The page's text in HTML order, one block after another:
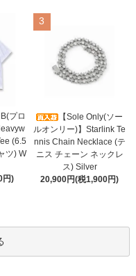
プロ
(6.5
ツ) W
円)
3
【Sole Only(ソー
ルオンリー)】Starlink Te
nnis Chain Necklace (テ
ニス チェーン ネックレ
ス) Silver
20,900円(税1,900円)